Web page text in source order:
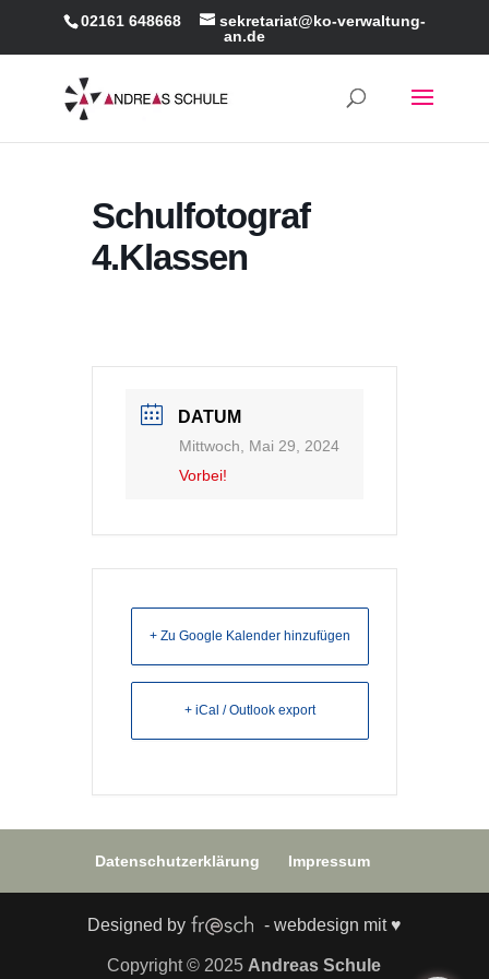
02161 648668
sekretariat@ko-verwaltung-
an.de
Schulfotograf
4.Klassen
DATUM
Mittwoch, Mai 29, 2024
Vorbei!
+ Zu Google Kalender hinzufügen
+ iCal / Outlook export
Datenschutzerklärung Impressum
Designed by - webdesign mit ♥
Copyright © 2025 Andreas Schule